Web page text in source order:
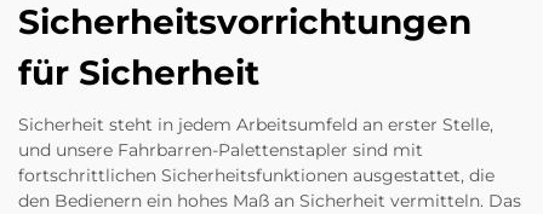
Sicherheitsvorrichtungen
für Sicherheit
Sicherheit steht in jedem Arbeitsumfeld an erster Stelle,
und unsere Fahrbarren-Palettenstapler sind mit
fortschrittlichen Sicherheitsfunktionen ausgestattet, die
den Bedienern ein hohes Maß an Sicherheit vermitteln. Das